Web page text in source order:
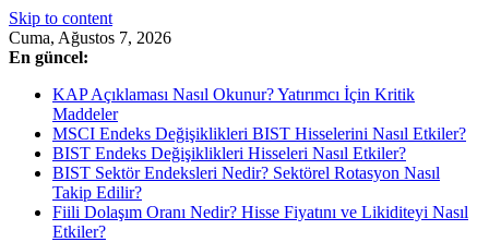
Skip to content
Cuma, Ağustos 7, 2026
En güncel:
KAP Açıklaması Nasıl Okunur? Yatırımcı İçin Kritik
Maddeler
MSCI Endeks Değişiklikleri BIST Hisselerini Nasıl Etkiler?
BIST Endeks Değişiklikleri Hisseleri Nasıl Etkiler?
BIST Sektör Endeksleri Nedir? Sektörel Rotasyon Nasıl
Takip Edilir?
Fiili Dolaşım Oranı Nedir? Hisse Fiyatını ve Likiditeyi Nasıl
Etkiler?